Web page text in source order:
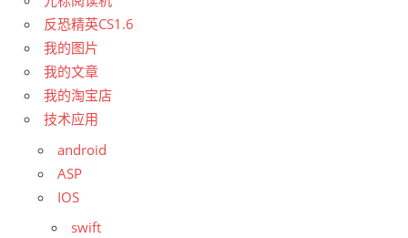
反恐精英CS1.6
我的图片
我的文章
我的淘宝店
技术应用
android
ASP
IOS
swift